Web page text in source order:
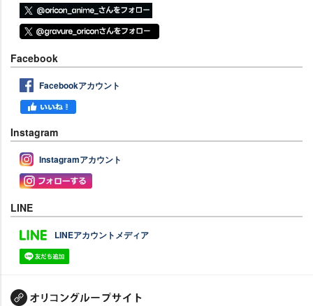
Facebook
Facebookアカウント
Instagram
Instagramアカウント
LINE
LINEアカウントメディア